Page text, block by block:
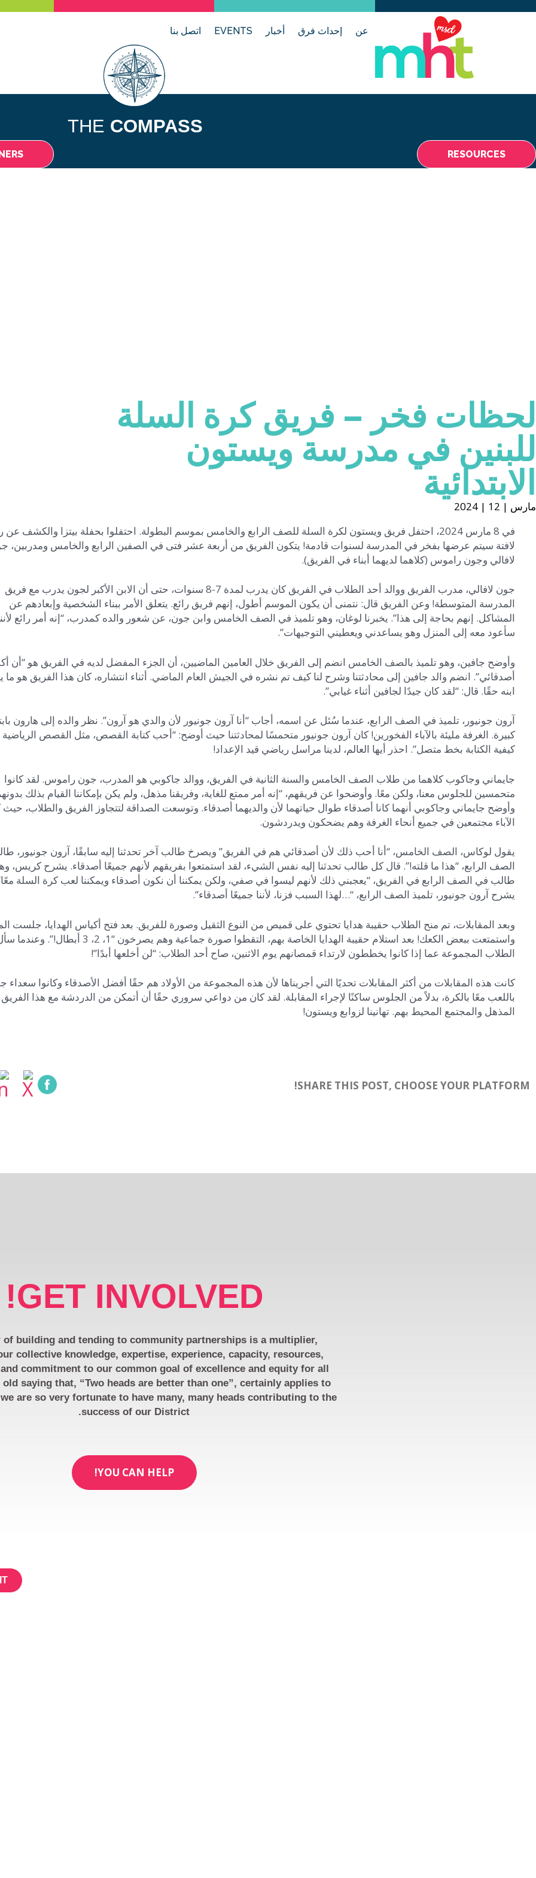
عن إحداث فرق أخبار EVENTS اتصل بنا
RESOURCES
THE COMPASS
لحظات فخر – فريق كرة السلة
للبنين في مدرسة ويستون
الابتدائية
مارس | 12 | 2024
في 8 مارس 2024، احتفل فريق ويستون لكرة السلة للصف الرابع والخامس بموسم البطولة. احتفلوا بحفلة بيتزا والكشف عن
لافتة سيتم عرضها بفخر في المدرسة لسنوات قادمة! يتكون الفريق من أربعة عشر فتى في الصفين الرابع والخامس ومدربين،
لافالي وجون راموس (كلاهما لديهما أبناء في الفريق).
جون لافالي، مدرب الفريق ووالد أحد الطلاب في الفريق كان يدرب لمدة 7-8 سنوات، حتى أن الابن الأكبر لجون يدرب مع فريق
المدرسة المتوسطة! وعن الفريق قال: نتمنى أن يكون الموسم أطول، إنهم فريق رائع. يتعلق الأمر ببناء الشخصية وإبعادهم عن
المشاكل. إنهم بحاجة إلى هذا”. يخبرنا لوغان، وهو تلميذ في الصف الخامس وابن جون، عن شعور والده كمدرب، “إنه أمر رائع
سأعود معه إلى المنزل وهو يساعدني ويعطيني التوجيهات”.
وأوضح جافين، وهو تلميذ بالصف الخامس انضم إلى الفريق خلال العامين الماضيين، أن الجزء المفضل لديه في الفريق هو “أن
أصدقائي”. انضم والد جافين إلى محادثتنا وشرح لنا كيف تم نشره في الجيش العام الماضي. أثناء انتشاره، كان هذا الفريق هو ما
ابنه حقًا. قال: “لقد كان جيدًا لجافين أثناء غيابي”.
آرون جونيور، تلميذ في الصف الرابع، عندما سُئل عن اسمه، أجاب “أنا آرون جونيور لأن والدي هو آرون”. نظر والده إلى هارون
كبيرة. الغرفة مليئة بالآباء الفخورين! كان آرون جونيور متحمسًا لمحادثتنا حيث أوضح: “أحب كتابة القصص، مثل القصص
كيفية الكتابة بخط متصل”. احذر أيها العالم، لدينا مراسل رياضي قيد الإعداد!
جايماني وجاكوب كلاهما من طلاب الصف الخامس والسنة الثانية في الفريق، ووالد جاكوبي هو المدرب، جون راموس. لقد كانوا
متحمسين للجلوس معنا، ولكن معًا. وأوضحوا عن فريقهم، “إنه أمر ممتع للغاية، وفريقنا مذهل، ولم يكن بإمكاننا القيام بذلك
وأوضح جايماني وجاكوبي أنهما كانا أصدقاء طوال حياتهما لأن والديهما أصدقاء. وتوسعت الصداقة لتتجاوز الفريق والطلاب، حيث
الآباء مجتمعين في جميع أنحاء الغرفة وهم يضحكون ويدردشون.
يقول لوكاس، الصف الخامس، “أنا أحب ذلك لأن أصدقائي هم في الفريق” ويصرخ طالب آخر تحدثنا إليه سابقًا، آرون جونيور،
الصف الرابع، “هذا ما قلته!”. قال كل طالب تحدثنا إليه نفس الشيء، لقد استمتعوا بفريقهم لأنهم جميعًا أصدقاء. يشرح كريس،
طالب في الصف الرابع في الفريق، “يعجبني ذلك لأنهم ليسوا في صفي، ولكن يمكننا أن نكون أصدقاء ويمكننا لعب كرة السلة
يشرح آرون جونيور، تلميذ الصف الرابع، “…لهذا السبب فزنا، لأننا جميعًا أصدقاء”.
وبعد المقابلات، تم منح الطلاب حقيبة هدايا تحتوي على قميص من النوع الثقيل وصورة للفريق. بعد فتح أكياس الهدايا، جلست
واستمتعت ببعض الكعك! بعد استلام حقيبة الهدايا الخاصة بهم، التقطوا صورة جماعية وهم يصرخون
الطلاب المجموعة عما إذا كانوا يخططون لارتداء قمصانهم يوم الاثنين، صاح أحد الطلاب: “لن أخلعها أبدًا”!
كانت هذه المقابلات من أكثر المقابلات تحديًا التي أجريناها لأن هذه المجموعة من الأولاد هم حقًا أفضل الأصدقاء وكانوا سعداء
باللعب معًا بالكرة، بدلاً من الجلوس ساكنًا لإجراء المقابلة. لقد كان من دواعي سروري حقًا أن أتمكن من الدردشة مع هذا الفريق
المذهل والمجتمع المحيط بهم. تهانينا لزوابع ويستون!
SHARE THIS POST, CHOOSE YOUR PLATFORM!
GET INVOLVED!
of building and tending to community partnerships is a multiplier,
collective knowledge, expertise, experience, capacity, resources,
commitment to our common goal of excellence and equity for all
old saying that, “Two heads are better than one”, certainly applies to
are so very fortunate to have many, many heads contributing to the
success of our District.
YOU CAN HELP!